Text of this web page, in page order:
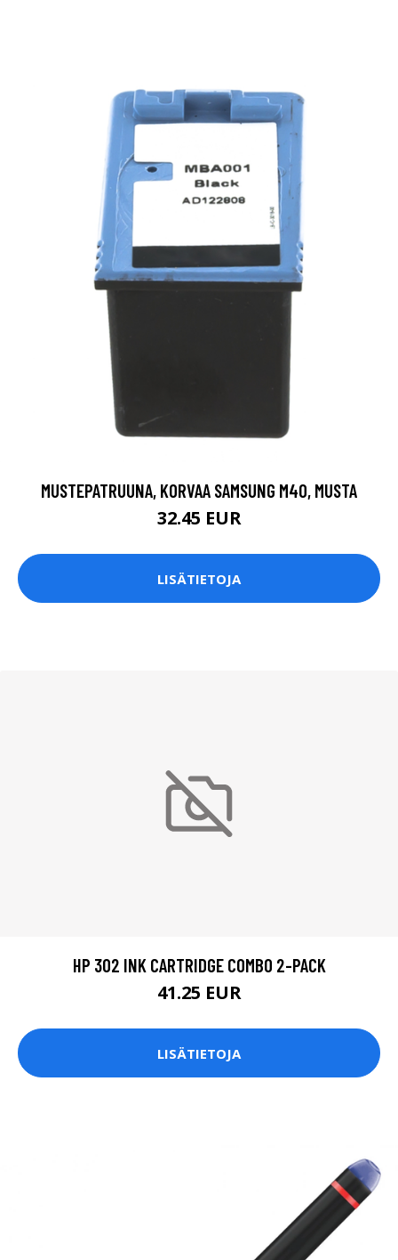
MUSTEPATRUUNA, KORVAA SAMSUNG M40, MUSTA
32.45 EUR
LISÄTIETOJA
HP 302 INK CARTRIDGE COMBO 2-PACK
41.25 EUR
LISÄTIETOJA